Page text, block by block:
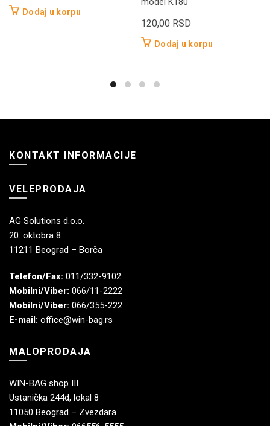
Dodaj u korpu
120,00 RSD
Dodaj u korpu
KONTAKT INFORMACIJE
VELEPRODAJA
AG Solutions d.o.o.
20. oktobra 8
11211 Beograd – Borča
Telefon/Fax: 011/332-9102
Mobilni/Viber: 066/11-2222
Mobilni/Viber: 066/355-222
E-mail: office@win-bag.rs
MALOPRODAJA
WIN-BAG shop III
Ustanička 244d, lokal 8
11050 Beograd – Zvezdara